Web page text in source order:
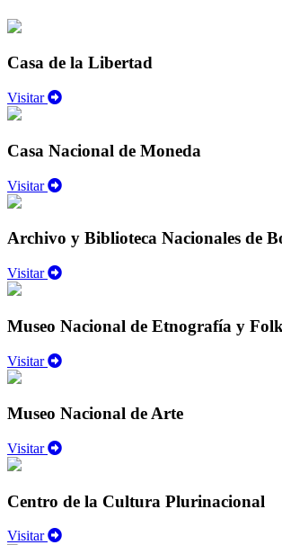
Casa de la Libertad
Visitar
Casa Nacional de Moneda
Visitar
Archivo y Biblioteca Nacionales de
Visitar
Museo Nacional de Etnografía y
Visitar
Museo Nacional de Arte
Visitar
Centro de la Cultura Plurinacional
Visitar